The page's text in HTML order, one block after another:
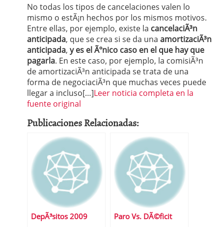
No todas los tipos de cancelaciones valen lo
mismo o estÃ¡n hechos por los mismos motivos.
Entre ellas, por ejemplo, existe la cancelaciÃ³n
anticipada, que se crea si se da una amortizaciÃ³n
anticipada, y es el Ãºnico caso en el que hay que
pagarla. En este caso, por ejemplo, la comisiÃ³n
de amortizaciÃ³n anticipada se trata de una
forma de negociaciÃ³n que muchas veces puede
llegar a incluso[…]Leer noticia completa en la
fuente original
Publicaciones Relacionadas:
DepÃ³sitos 2009 Paro Vs. DÃ©ficit